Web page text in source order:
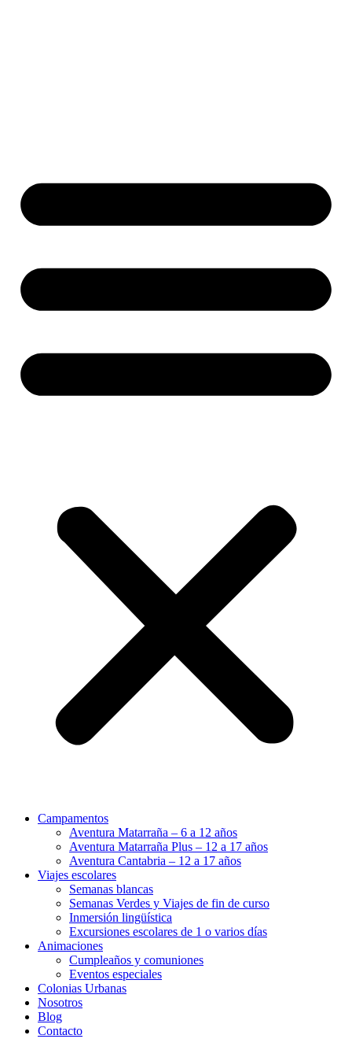
Campamentos
Aventura Matarraña – 6 a 12 años
Aventura Matarraña Plus – 12 a 17 años
Aventura Cantabria – 12 a 17 años
Viajes escolares
Semanas blancas
Semanas Verdes y Viajes de fin de curso
Inmersión lingüística
Excursiones escolares de 1 o varios días
Animaciones
Cumpleaños y comuniones
Eventos especiales
Colonias Urbanas
Nosotros
Blog
Contacto